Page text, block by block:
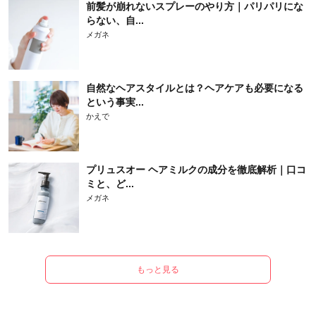
前髪が崩れないスプレーのやり方｜パリパリにな
らない、自...
メガネ
自然なヘアスタイルとは？ヘアケアも必要になる
という事実...
かえで
プリュスオー ヘアミルクの成分を徹底解析｜口コ
ミと、ど...
メガネ
もっと見る